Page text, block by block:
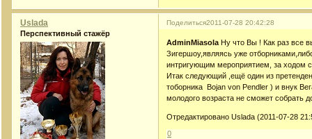
Поделиться2011-07-28 20:42:28
Uslada
Перспективный стажёр
AdminMiasola Ну что Вы ! Как раз все
Зигершоу,являясь уже
интригующим мероприятием, за ходом
Итак следующий ,ещё один из
тоборника Bojan von Pendler ) и внук
молодого возраста не сможет собрать
Отредактировано Uslada (2011-07-28
0